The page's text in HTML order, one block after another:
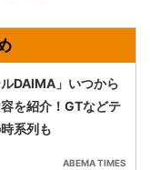
ルDAIMA」いつから
を紹介！GTなどテ
系列も
ABEMA TIMES